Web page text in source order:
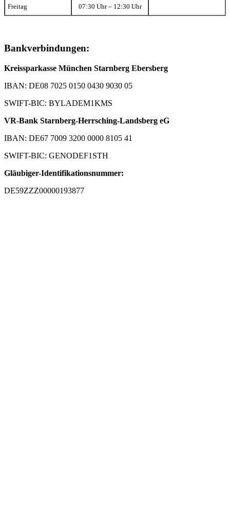
Freitag 07:30 Uhr – 12:30 Uhr
Bankverbindungen:
Kreissparkasse München Starnberg Ebersberg
IBAN: DE08 7025 0150 0430 9030 05
SWIFT-BIC: BYLADEM1KMS
VR-Bank Starnberg-Herrsching-Landsberg eG
IBAN: DE67 7009 3200 0000 8105 41
SWIFT-BIC: GENODEF1STH
Gläubiger-Identifikationsnummer:
DE59ZZZ00000193877